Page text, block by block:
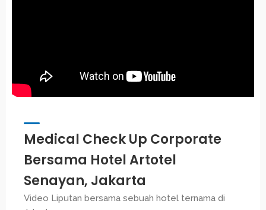
Medical Check Up Corporate
Bersama Hotel Artotel
Senayan, Jakarta
Video Liputan bersama sebuah hotel ternama di